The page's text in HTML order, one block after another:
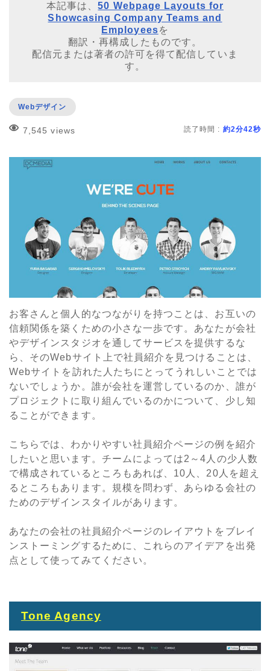
本記事は、50 Webpage Layouts for
Showcasing Company Teams and
Employeesを
翻訳・再構成したものです。
配信元または著者の許可を得て配信していま
す。
Webデザイン
7,545 views 読了時間 : 約2分42秒
お客さんと個人的なつながりを持つことは、お互いの
信頼関係を築くための小さな一歩です。あなたが会社
やデザインスタジオを通してサービスを提供するな
ら、そのWebサイト上で社員紹介を見つけることは、
Webサイトを訪れた人たちにとってうれしいことでは
ないでしょうか。誰が会社を運営しているのか、誰が
プロジェクトに取り組んでいるのかについて、少し知
ることができます。
こちらでは、わかりやすい社員紹介ページの例を紹介
したいと思います。チームによっては2～4人の少人数
で構成されているところもあれば、10人、20人を超え
るところもあります。規模を問わず、あらゆる会社の
ためのデザインスタイルがあります。
あなたの会社の社員紹介ページのレイアウトをブレイ
ンストーミングするために、これらのアイデアを出発
点として使ってみてください。
Tone Agency